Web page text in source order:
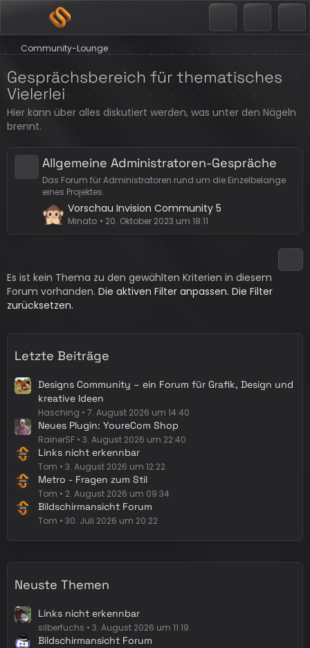
Community-Lounge
Gesprächsbereich für thematisches
Vielerlei
Hier kann über alles diskutiert werden, was unter den Nägeln
brennt.
Allgemeine Administratoren-Gespräche
Das Forum für Administratoren rund um die Einzelbelange
eines Projektes.
L
e
e
B
e
ä
e
Vorschau Invision Community 5
Minato 20. Oktober 2023 um 18:11
Es ist kein Thema zu den gewählten Kriterien in diesem
Forum vorhanden. Die aktiven Filter anpassen. Die Filter
zurücksetzen.
Letzte Beiträge
Designs Community – ein Forum für Grafik, Design und
kreative Ideen
Hasching 7. August 2026 um 14:40
Neues Plugin: YoureCom Shop
RainerSF 3. August 2026 um 22:40
Links nicht erkennbar
Tom 3. August 2026 um 12:22
Metro - Fragen zum Stil
Tom 2. August 2026 um 09:34
Bildschirmansicht Forum
Tom 30. Juli 2026 um 20:22
Neuste Themen
Links nicht erkennbar
silberfuchs 3. August 2026 um 11:19
Bildschirmansicht Forum